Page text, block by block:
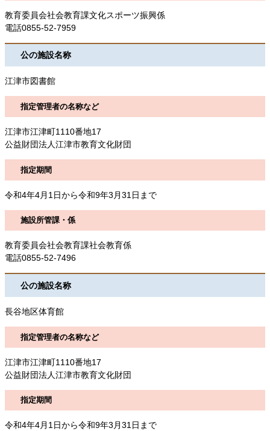
教育委員会社会教育課文化スポーツ振興係
電話0855-52-7959
公の施設名称
江津市図書館
指定管理者の名称など
江津市江津町1110番地17
公益財団法人江津市教育文化財団
指定期間
令和4年4月1日から令和9年3月31日まで
施設所管課・係
教育委員会社会教育課社会教育係
電話0855-52-7496
公の施設名称
長谷地区体育館
指定管理者の名称など
江津市江津町1110番地17
公益財団法人江津市教育文化財団
指定期間
令和4年4月1日から令和9年3月31日まで